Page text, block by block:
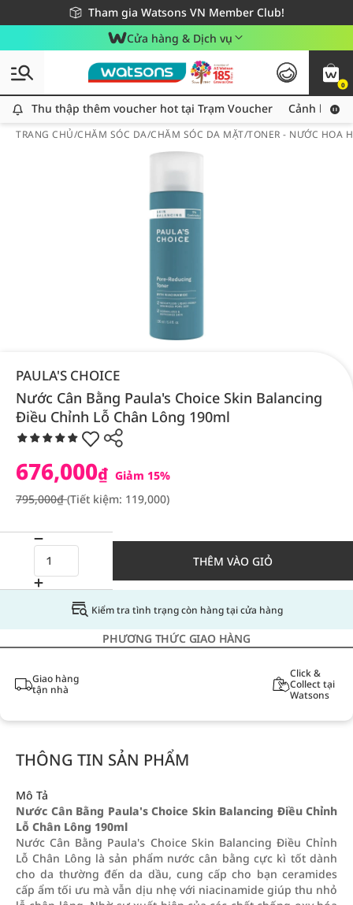
Tham gia Watsons VN Member Club!
Miễn phí giao hàng cho đơn hàng từ 249,000Đ
Giao hàng nhanh 24h - Áp dụng khu vực TP. Hồ Chí Minh
Cửa hàng & Dịch vụ
0
Thu thập thêm voucher hot tại Trạm Voucher
Thu thập thêm voucher hot tại Trạm Voucher Cảnh báo
TRANG CHỦ/CHĂM SÓC DA/CHĂM SÓC DA MẶT/TONER - NƯỚC HOA
PAULA'S CHOICE
Nước Cân Bằng Paula's Choice Skin Balancing
Điều Chỉnh Lỗ Chân Lông 190ml
676,000₫ Giảm 15%
795,000₫(Tiết kiệm: 119,000)
THÊM VÀO GIỎ
Kiểm tra tình trạng còn hàng tại cửa hàng
PHƯƠNG THỨC GIAO HÀNG
Giao hàng
tận nhà
Click &
Collect tại
Watsons
THÔNG TIN SẢN PHẨM
Mô Tả
Nước Cân Bằng Paula's Choice Skin Balancing Điều Chỉnh
Lỗ Chân Lông 190ml
Nước Cân Bằng Paula's Choice Skin Balancing Điều Chỉnh
Lỗ Chân Lông là sản phẩm nước cân bằng cực kì tốt dành
cho da thường đến da dầu, cung cấp cho bạn ceramides
cấp ẩm tối ưu mà vẫn dịu nhẹ với niacinamide giúp thu nhỏ